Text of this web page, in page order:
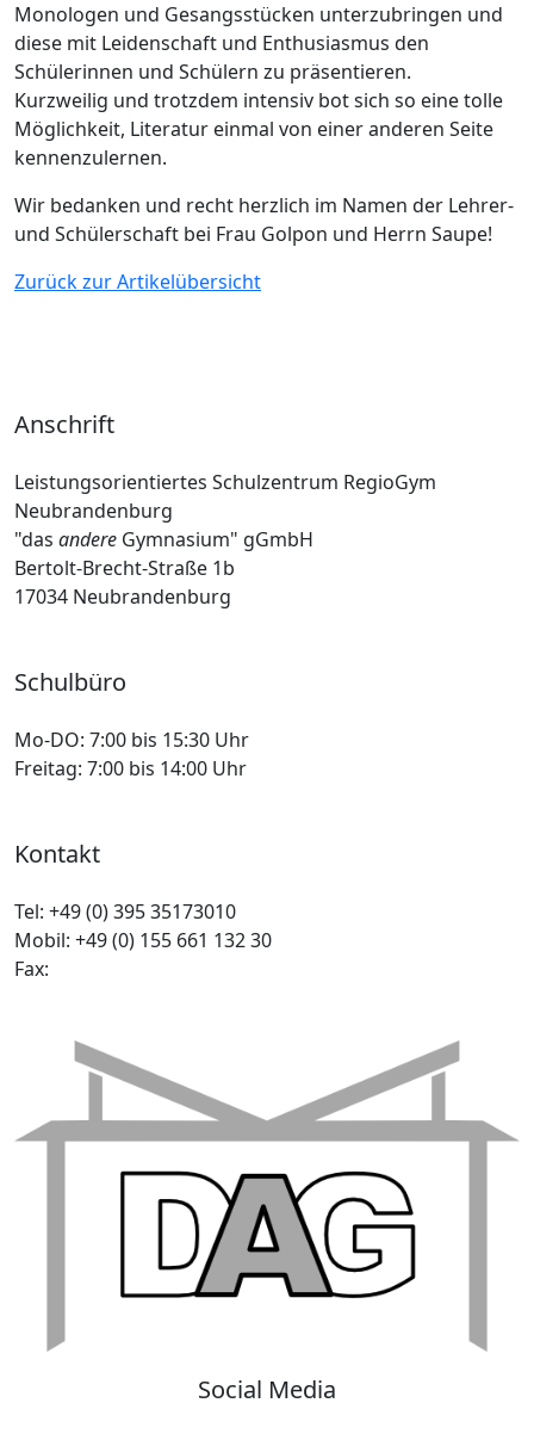
Monologen und Gesangsstücken unterzubringen und
diese mit Leidenschaft und Enthusiasmus den
Schülerinnen und Schülern zu präsentieren.
Kurzweilig und trotzdem intensiv bot sich so eine tolle
Möglichkeit, Literatur einmal von einer anderen Seite
kennenzulernen.
Wir bedanken und recht herzlich im Namen der Lehrer-
und Schülerschaft bei Frau Golpon und Herrn Saupe!
Zurück zur Artikelübersicht
Anschrift
Leistungsorientiertes Schulzentrum RegioGym
Neubrandenburg
"das andere Gymnasium" gGmbH
Bertolt-Brecht-Straße 1b
17034 Neubrandenburg
Schulbüro
Mo-DO: 7:00 bis 15:30 Uhr
Freitag: 7:00 bis 14:00 Uhr
Kontakt
Tel: +49 (0) 395 35173010
Mobil: +49 (0) 155 661 132 30
Fax:
Social Media